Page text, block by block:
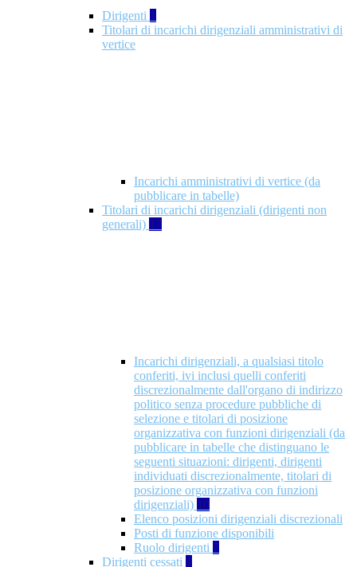
Dirigenti 1
Titolari di incarichi dirigenziali amministrativi di
vertice
Incarichi amministrativi di vertice (da
pubblicare in tabelle)
Titolari di incarichi dirigenziali (dirigenti non
generali) 17
Incarichi dirigenziali, a qualsiasi titolo
conferiti, ivi inclusi quelli conferiti
discrezionalmente dall'organo di indirizzo
politico senza procedure pubbliche di
selezione e titolari di posizione
organizzativa con funzioni dirigenziali (da
pubblicare in tabelle che distinguano le
seguenti situazioni: dirigenti, dirigenti
individuati discrezionalmente, titolari di
posizione organizzativa con funzioni
dirigenziali) 10
Elenco posizioni dirigenziali discrezionali
Posti di funzione disponibili
Ruolo dirigenti 7
Dirigenti cessati 1